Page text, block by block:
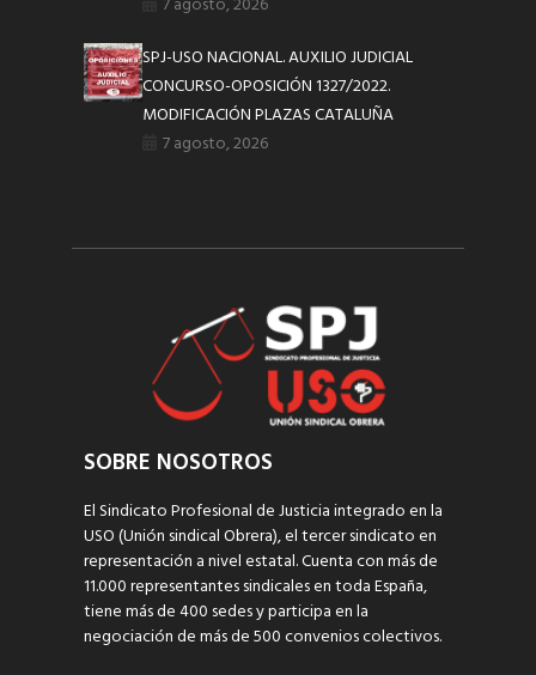
SPJ-USO NACIONAL. AUXILIO JUDICIAL
CONCURSO-OPOSICIÓN 1327/2022.
MODIFICACIÓN PLAZAS CATALUÑA
7 agosto, 2026
SOBRE NOSOTROS
El Sindicato Profesional de Justicia integrado en la
USO (Unión sindical Obrera), el tercer sindicato en
representación a nivel estatal. Cuenta con más de
11.000 representantes sindicales en toda España,
tiene más de 400 sedes y participa en la
negociación de más de 500 convenios colectivos.